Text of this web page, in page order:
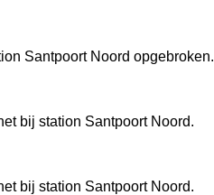
Santpoort Noord opgebroken.
bij station Santpoort Noord.
bij station Santpoort Noord.